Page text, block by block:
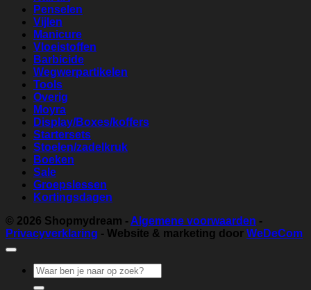
Penselen
Vijlen
Manicure
Vloeistoffen
Barbicide
Wegwerpartikelen
Tools
Overig
Moyra
Display/Boxes/koffers
Startersets
Stoelen/zadelkruk
Boeken
Sale
Groepslessen
Kortingsdagen
© 2026 Shopmydream - Algemene voorwaarden -
Privacyverklaring - Website & marketing door WeDeCom
Zoeken
naar: